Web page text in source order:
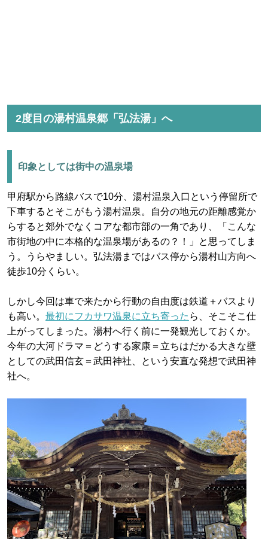
2度目の湯村温泉郷「弘法湯」へ
印象としては街中の温泉場
甲府駅から路線バスで10分、湯村温泉入口という停留所で
下車するとそこがもう湯村温泉。自分の地元の距離感覚か
らすると郊外でなくコアな都市部の一角であり、「こんな
市街地の中に本格的な温泉場があるの？！」と思ってしま
う。うらやましい。弘法湯まではバス停から湯村山方向へ
徒歩10分くらい。
しかし今回は車で来たから行動の自由度は鉄道＋バスより
も高い。 最初にフカサワ温泉に立ち寄った ら、そこそこ仕
上がってしまった。湯村へ行く前に一発観光しておくか。
今年の大河ドラマ＝どうする家康＝立ちはだかる大きな壁
としての武田信玄＝武田神社、という安直な発想で武田神
社へ。